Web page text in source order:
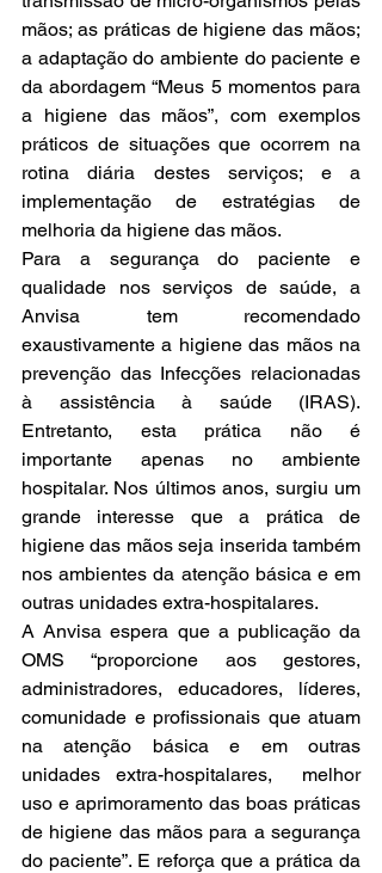
mãos; as práticas de higiene das mãos;
a adaptação do ambiente do paciente e
da abordagem “Meus 5 momentos para
a higiene das mãos”, com exemplos
práticos de situações que ocorrem na
rotina diária destes serviços; e a
implementação de estratégias de
melhoria da higiene das mãos.
Para a segurança do paciente e
qualidade nos serviços de saúde, a
Anvisa tem recomendado
exaustivamente a higiene das mãos na
prevenção das Infecções relacionadas
à assistência à saúde (IRAS).
Entretanto, esta prática não é
importante apenas no ambiente
hospitalar. Nos últimos anos, surgiu um
grande interesse que a prática de
higiene das mãos seja inserida também
nos ambientes da atenção básica e em
outras unidades extra-hospitalares.
A Anvisa espera que a publicação da
OMS “proporcione aos gestores,
administradores, educadores, líderes,
comunidade e profissionais que atuam
na atenção básica e em outras
unidades extra-hospitalares,  melhor
uso e aprimoramento das boas práticas
de higiene das mãos para a segurança
do paciente”. E reforça que a prática da